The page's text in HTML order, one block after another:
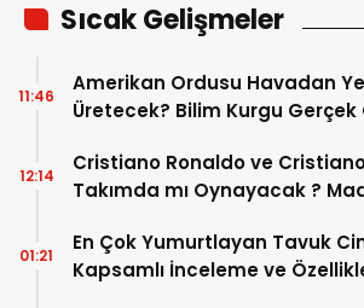
Sıcak Gelişmeler
Amerikan Ordusu Havadan
Üretecek? Bilim Kurgu Gerçek
11:46
Cristiano Ronaldo ve Cristiano
Takımda mı Oynayacak ?
12:14
En Çok Yumurtlayan Tavuk
Kapsamlı İnceleme ve
01:21